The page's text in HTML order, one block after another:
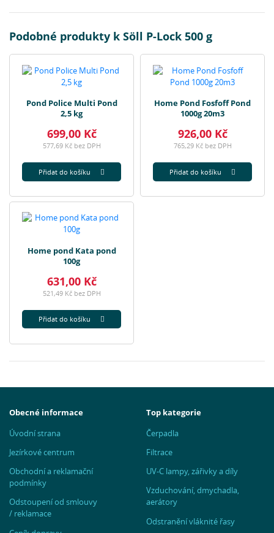
Podobné produkty k Söll P-Lock 500 g
Pond Police Multi Pond
2,5 kg
699,00 Kč
577,69 Kč bez DPH
Přidat do košíku
Home Pond Fosfoff Pond
1000g 20m3
926,00 Kč
765,29 Kč bez DPH
Přidat do košíku
Home pond Kata pond
100g
631,00 Kč
521,49 Kč bez DPH
Přidat do košíku
Obecné informace
Úvodní strana
Jezírkové centrum
Obchodní a reklamační
podmínky
Odstoupení od smlouvy
/ reklamace
Top kategorie
Čerpadla
Filtrace
UV-C lampy, zářivky a díly
Vzduchování, dmychadla,
aerátory
Odstranění vláknité řasy